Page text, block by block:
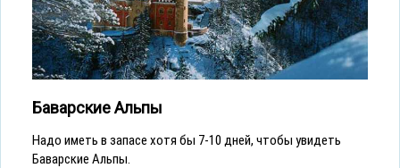
Баварские Альпы
Надо иметь в запасе хотя бы 7-10 дней, чтобы увидеть
Баварские Альпы.